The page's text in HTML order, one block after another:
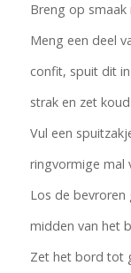
Breng op
Meng een deel
confit, spuit dit
strak en zet
Vul een
ringvormige mal
Los de bevroren
midden van het
Zet het bord tot